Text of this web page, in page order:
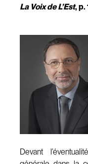
La Voix de L’Est, p.
Devant